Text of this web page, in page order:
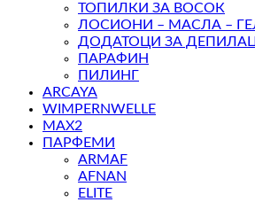
ТОПИЛКИ ЗА ВОСОК
ЛОСИОНИ – МАСЛА –
ДОДАТОЦИ ЗА
ПАРАФИН
ПИЛИНГ
ARCAYA
WIMPERNWELLE
MAX2
ПАРФЕМИ
ARMAF
AFNAN
ELITE